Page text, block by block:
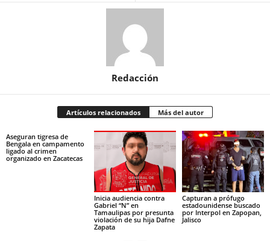
Redacción
Artículos relacionados Más del autor
Aseguran tigresa de
Bengala en campamento
ligado al crimen
organizado en Zacatecas
Inicia audiencia contra
Gabriel “N” en
Tamaulipas por presunta
violación de su hija Dafne
Zapata
Capturan a prófugo
estadounidense buscado
por Interpol en Zapopan,
Jalisco